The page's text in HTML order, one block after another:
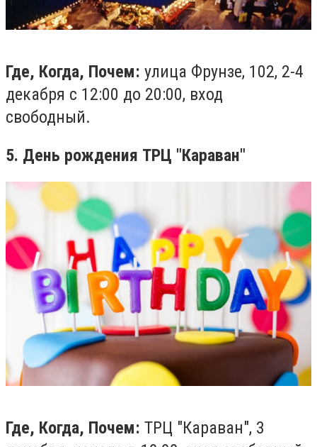
Где, Когда, Почем: улица Фрунзе, 102, 2-4
декабря с 12:00 до 20:00, вход
свободный.
5. День рождения ТРЦ "Караван"
Где, Когда, Почем: ТРЦ "Караван", 3